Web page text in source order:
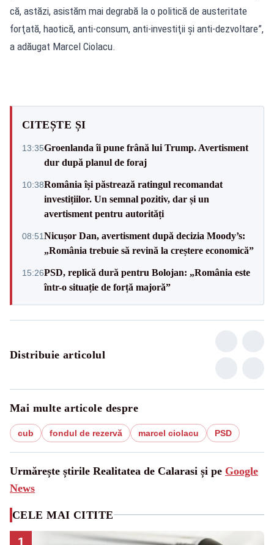
că, astăzi, asistăm mai degrabă la o politică de austeritate
forţată, haotică, anti-consum, anti-investiţii şi anti-dezvoltare”,
a adăugat Marcel Ciolacu.
CITEȘTE ȘI
13:35Groenlanda îi pune frână lui Trump. Avertisment
dur după planul de foraj
10:38România își păstrează ratingul recomandat
investițiilor. Un semnal pozitiv, dar și un
avertisment pentru autorități
08:51Nicușor Dan, avertisment după decizia Moody’s:
„România trebuie să revină la creștere economică”
15:26PSD, replică dură pentru Bolojan: „România este
într-o situație de forță majoră”
Distribuie articolul
Mai multe articole despre
cub fondul de rezervă marcel ciolacu PSD
Urmărește știrile Realitatea de Calarasi și pe Google
News
CELE MAI CITITE
1